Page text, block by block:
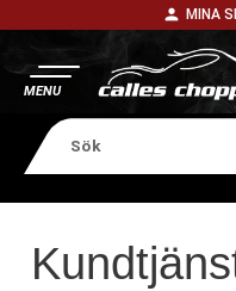
person MINA